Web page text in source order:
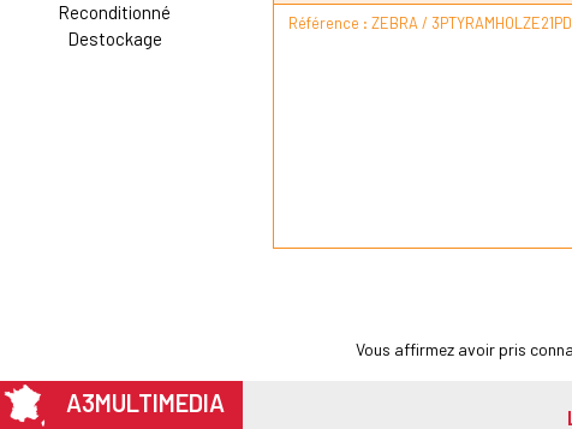
Reconditionné
Destockage
Vous affirmez avoir pris
A3MULTIMEDIA